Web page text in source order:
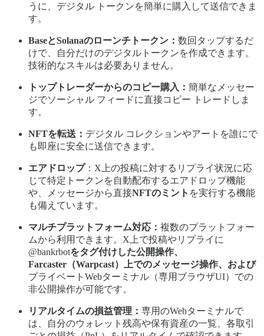
うに、デジタル トークンを簡単に購入して送信できま
す。
BaseとSolanaのローンチトークン： 数回タップするだ
けで、自分だけのデジタルトークンを作成できます。
技術的なスキルは必要ありません。
トップトレーダーからのコピー購入： 簡単なメッセー
ジでソーシャル フィードに直接コピー トレードしま
す。
NFTを転送： デジタル コレクションやアートを誰にで
も即座に安全に送信できます。
エアドロップ：X上の投稿に対するリプライ状況に応
じて特定トークンを自動配布するエアドロップ機能
や、メッセージから直接NFTのミント を実行する機能
も備えています。
マルチプラットフォーム対応： 複数のプラットフォー
ムから利用できます。X上で投稿やリプライに
@bankrbotをタグ付けした公開操作、
Farcaster（Warpcast）上でのメッセージ操作、および
プライベートWebターミナル（専用ブラウザUI）での
非公開操作が可能です。
リアルタイムの損益管理： 専用のWebターミナルで
は、自分のウォレット残高や保有資産の一覧、各取引